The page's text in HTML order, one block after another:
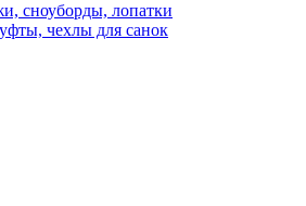
сноуборды, лопатки
чехлы для санок